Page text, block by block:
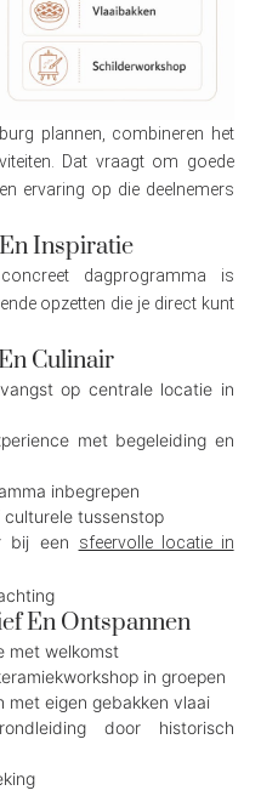
plannen, combineren het
Dat vraagt om goede
ervaring op die deelnemers
Inspiratie
dagprogramma is
opzetten die je direct kunt
Culinair
op centrale locatie in
met begeleiding en
inbegrepen
tussenstop
bij een
sfeervolle locatie in
En Ontspannen
met welkomst
in groepen
met eigen gebakken vlaai
door historisch